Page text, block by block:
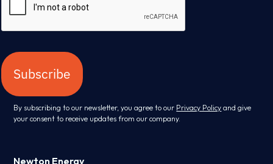
Subscribe
By subscribing to our newsletter, you agree to our Privacy Policy and give
your consent to receive updates from our company.
Newton Energy